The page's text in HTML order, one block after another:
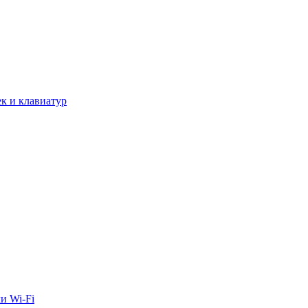
и клавиатур
Wi-Fi